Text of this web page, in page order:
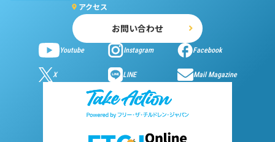
アクセス
お問い合わせ
Youtube Instagram Facebook
X LINE Mail Magazine